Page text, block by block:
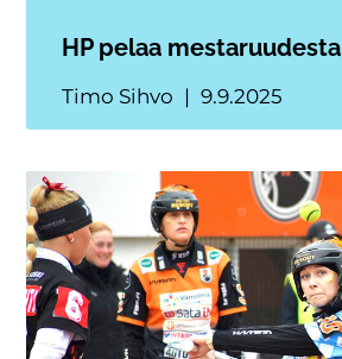
HP pelaa mestaruudesta
Timo Sihvo 9.9.2025